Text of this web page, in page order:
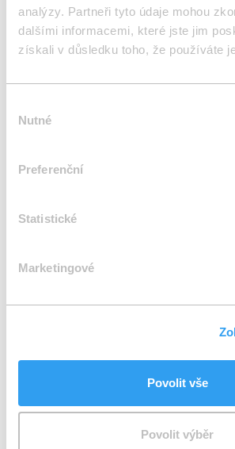
analýzy. Partneři tyto údaje mohou
dalšími informacemi, které jste jim
získali v důsledku toho, že používáte
souhlasu
Nutné
Preferenční
Statistické
Marketingové
Povolit vše
Povolit výběr
Přetáhněte sem soubory nebo
Jsem zástupce společnosti